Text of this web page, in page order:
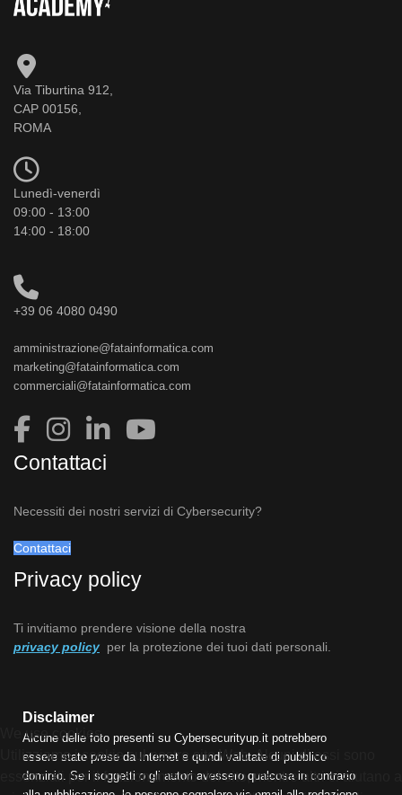
Via Tiburtina 912,
CAP 00156,
ROMA
Lunedì-venerdì
09:00 - 13:00
14:00 - 18:00
+39 06 4080 0490
amministrazione@fatainformatica.com
marketing@fatainformatica.com
commerciali@fatainformatica.com
Contattaci
Necessiti dei nostri servizi di Cybersecurity?
Contattaci
Privacy policy
Ti invitiamo prendere visione della nostra
privacy policy per la protezione dei tuoi dati personali.
Disclaimer
Alcune delle foto presenti su Cybersecurityup.it potrebbero
essere state prese da Internet e quindi valutate di pubblico
dominio. Se i soggetti o gli autori avessero qualcosa in contrario
We use cookies
Utilizziamo i cookie sul nostro sito Web. Alcuni di essi sono
essenziali per il funzionamento del sito, mentre altri ci aiutano a